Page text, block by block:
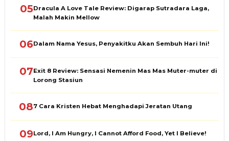
05Dracula A Love Tale Review: Digarap Sutradara Laga,
Malah Makin Mellow
06Dalam Nama Yesus, Penyakitku Akan Sembuh Hari Ini!
07Exit 8 Review: Sensasi Nemenin Mas Mas Muter-muter di
Lorong Stasiun
087 Cara Kristen Hebat Menghadapi Jeratan Utang
09Lord, I Am Hungry, I Cannot Afford Food, Yet I Believe!